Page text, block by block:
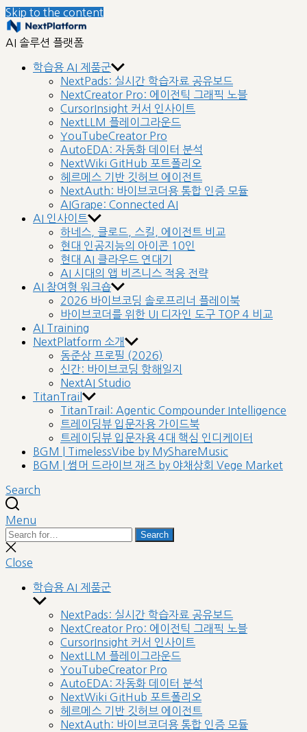
Skip to the content
AI 솔루션 플랫폼
학습용 AI 제품군
NextPads: 실시간 학습자료 공유보드
NextCreator Pro: 에이전틱 그래픽 노블
CursorInsight 커서 인사이트
NextLLM 플레이그라운드
YouTubeCreator Pro
AutoEDA: 자동화 데이터 분석
NextWiki GitHub 포트폴리오
헤르메스 기반 깃허브 에이전트
NextAuth: 바이브코더용 통합 인증 모듈
AIGrape: Connected AI
AI 인사이트
하네스, 클로드, 스킬, 에이전트 비교
현대 인공지능의 아이콘 10인
현대 AI 클라우드 연대기
AI 시대의 앱 비즈니스 적응 전략
AI 참여형 워크숍
2026 바이브코딩 솔로프리너 플레이북
바이브코더를 위한 UI 디자인 도구 TOP 4 비교
AI Training
NextPlatform 소개
동준상 프로필 (2026)
신간: 바이브코딩 항해일지
NextAI Studio
TitanTrail
TitanTrail: Agentic Compounder Intelligence
트레이딩뷰 입문자용 가이드북
트레이딩뷰 입문자용 4대 핵심 인디케이터
BGM | TimelessVibe by MyShareMusic
BGM | 썸머 드라이브 재즈 by 야채상회 Vege Market
Search
Menu
Search
for:
Search
Close
search
Close
학습용 AI 제품군
Show
sub
menu
NextPads: 실시간 학습자료 공유보드
NextCreator Pro: 에이전틱 그래픽 노블
CursorInsight 커서 인사이트
NextLLM 플레이그라운드
YouTubeCreator Pro
AutoEDA: 자동화 데이터 분석
NextWiki GitHub 포트폴리오
헤르메스 기반 깃허브 에이전트
NextAuth: 바이브코더용 통합 인증 모듈